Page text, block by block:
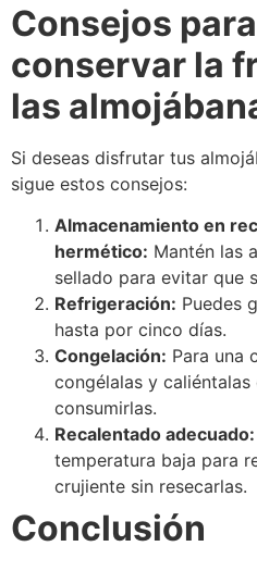
Consejos
conservar la
las
Si deseas disfrutar tus
sigue estos consejos:
Almacenamiento en
hermético: Mantén las
sellado para evitar que
Refrigeración: Puedes
hasta por cinco días.
Congelación: Para una
congélalas y
consumirlas.
Recalentado adecuado:
temperatura baja para
crujiente sin resecarlas.
Conclusión